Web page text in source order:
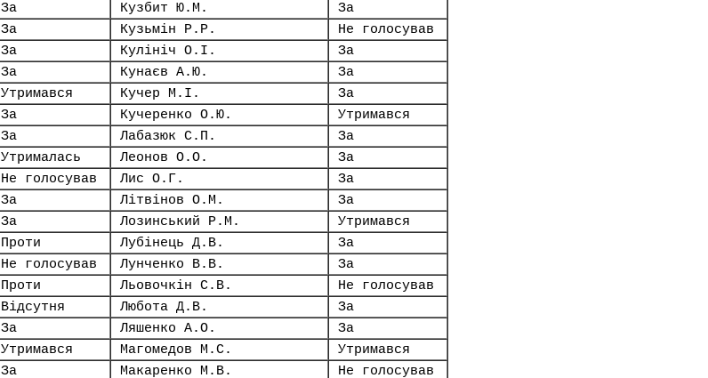
За Кузбит Ю.М.
За
За Кузьмін Р.Р.
Не голосував
За Кулініч О.І.
За
За Кунаєв А.Ю.
За
Утримався Кучер М.І.
За
За Кучеренко О.Ю.
Утримався
За Лабазюк С.П.
За
Утрималась Леонов О.О.
За
Не голосував Лис О.Г.
За
За Літвінов О.М.
За
За Лозинський Р.М.
Утримався
Проти Лубінець Д.В.
За
Не голосував Лунченко В.В.
За
Проти Льовочкін С.В.
Не голосував
Відсутня Любота Д.В.
За
За Ляшенко А.О.
За
Утримався Магомедов М.С.
Утримався
За Макаренко М.В.
Не голосував